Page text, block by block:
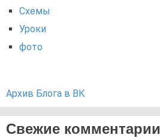
Схемы
Уроки
фото
Архив Блога в ВК
Свежие комментарии